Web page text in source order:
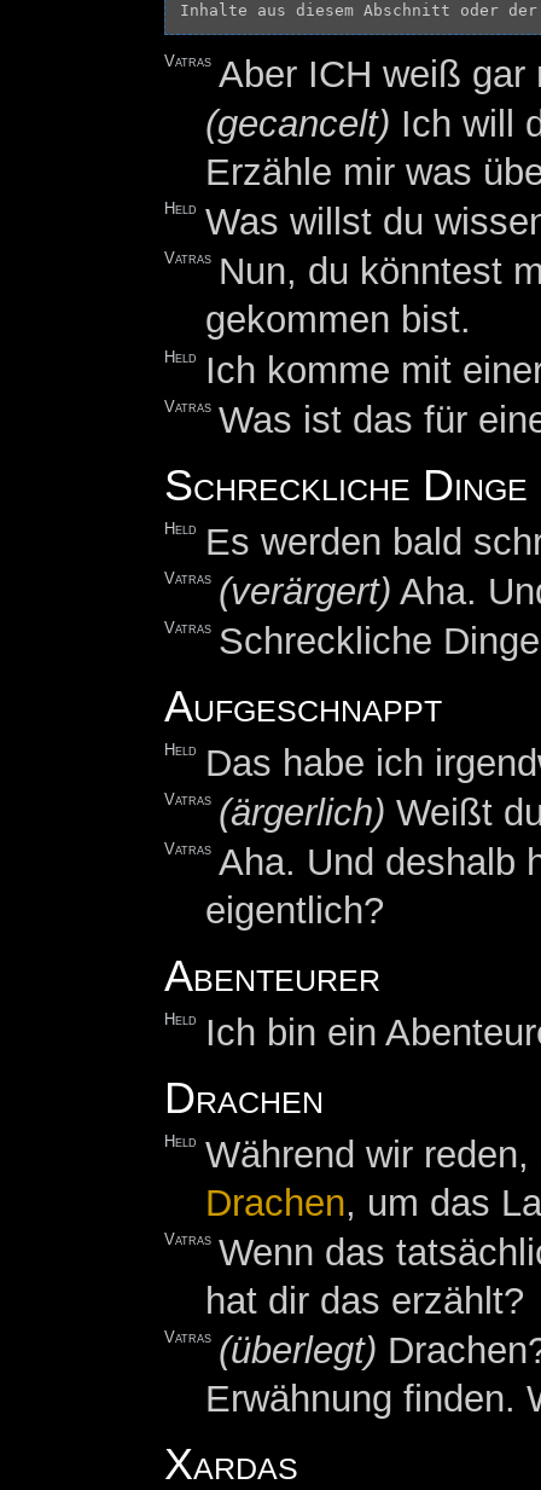
Inhalte aus diesem Abschnitt oder
Vatras Aber ICH weiß
(gecancelt) Ich will
Erzähle mir was
Held Was willst du
Vatras Nun, du könntest
gekommen bist.
Held Ich komme mit
Vatras Was ist das für
Schreckliche Dinge
Held Es werden bald
Vatras (verärgert) Aha.
Vatras Schreckliche
Aufgeschnappt
Held Das habe ich
Vatras (ärgerlich) Weißt
Vatras Aha. Und deshalb
eigentlich?
Abenteurer
Held Ich bin ein
Drachen
Held Während wir
Drachen, um das
Vatras Wenn das
hat dir das erzählt?
Vatras (überlegt)
Erwähnung finden.
Xardas